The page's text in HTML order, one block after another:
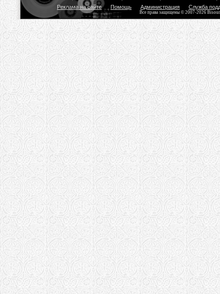
Реклама на сайте Помощь Администрация Служба
Все права защищены © 2007-2026